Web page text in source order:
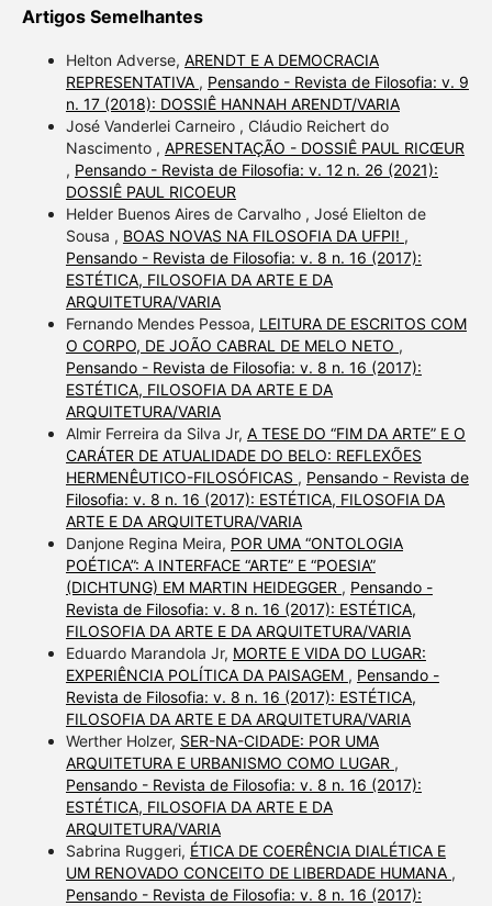
Artigos Semelhantes
Helton Adverse, ARENDT E A DEMOCRACIA
REPRESENTATIVA , Pensando - Revista de Filosofia: v. 9
n. 17 (2018): DOSSIÊ HANNAH ARENDT/VARIA
José Vanderlei Carneiro , Cláudio Reichert do
Nascimento , APRESENTAÇÃO - DOSSIÊ PAUL RICŒUR
, Pensando - Revista de Filosofia: v. 12 n. 26 (2021):
DOSSIÊ PAUL RICOEUR
Helder Buenos Aires de Carvalho , José Elielton de
Sousa , BOAS NOVAS NA FILOSOFIA DA UFPI! ,
Pensando - Revista de Filosofia: v. 8 n. 16 (2017):
ESTÉTICA, FILOSOFIA DA ARTE E DA
ARQUITETURA/VARIA
Fernando Mendes Pessoa, LEITURA DE ESCRITOS COM
O CORPO, DE JOÃO CABRAL DE MELO NETO ,
Pensando - Revista de Filosofia: v. 8 n. 16 (2017):
ESTÉTICA, FILOSOFIA DA ARTE E DA
ARQUITETURA/VARIA
Almir Ferreira da Silva Jr, A TESE DO “FIM DA ARTE” E O
CARÁTER DE ATUALIDADE DO BELO: REFLEXÕES
HERMENÊUTICO-FILOSÓFICAS , Pensando - Revista de
Filosofia: v. 8 n. 16 (2017): ESTÉTICA, FILOSOFIA DA
ARTE E DA ARQUITETURA/VARIA
Danjone Regina Meira, POR UMA “ONTOLOGIA
POÉTICA”: A INTERFACE “ARTE” E “POESIA”
(DICHTUNG) EM MARTIN HEIDEGGER , Pensando -
Revista de Filosofia: v. 8 n. 16 (2017): ESTÉTICA,
FILOSOFIA DA ARTE E DA ARQUITETURA/VARIA
Eduardo Marandola Jr, MORTE E VIDA DO LUGAR:
EXPERIÊNCIA POLÍTICA DA PAISAGEM , Pensando -
Revista de Filosofia: v. 8 n. 16 (2017): ESTÉTICA,
FILOSOFIA DA ARTE E DA ARQUITETURA/VARIA
Werther Holzer, SER-NA-CIDADE: POR UMA
ARQUITETURA E URBANISMO COMO LUGAR ,
Pensando - Revista de Filosofia: v. 8 n. 16 (2017):
ESTÉTICA, FILOSOFIA DA ARTE E DA
ARQUITETURA/VARIA
Sabrina Ruggeri, ÉTICA DE COERÊNCIA DIALÉTICA E
UM RENOVADO CONCEITO DE LIBERDADE HUMANA ,
Pensando - Revista de Filosofia: v. 8 n. 16 (2017):